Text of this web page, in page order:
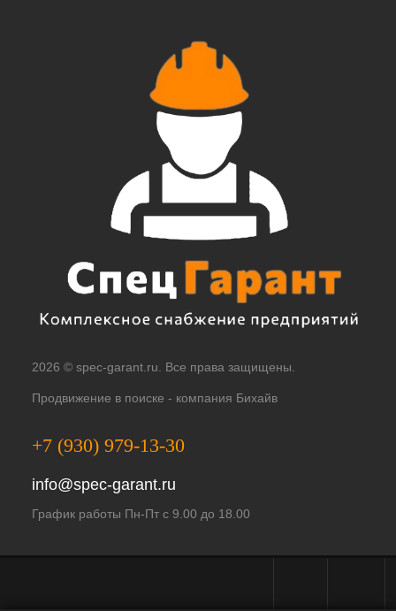
2026 © spec-garant.ru. Все права защищены.
Продвижение в поиске - компания Бихайв
+7 (930) 979-13-30
info@spec-garant.ru
График работы Пн-Пт с 9.00 до 18.00